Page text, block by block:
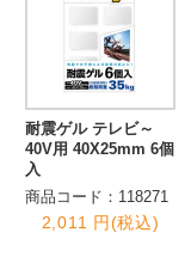
耐震ゲル テレビ～
40V用 40X25mm 6個
入
商品コード：118271
2,011 円(税込)